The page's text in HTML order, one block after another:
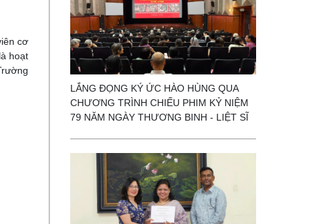
cơ
hoạt
LẮNG ĐỌNG KÝ ỨC HÀO HÙNG QUA
CHƯƠNG TRÌNH CHIẾU PHIM KỶ NIỆM
79 NĂM NGÀY THƯƠNG BINH - LIỆT SĨ